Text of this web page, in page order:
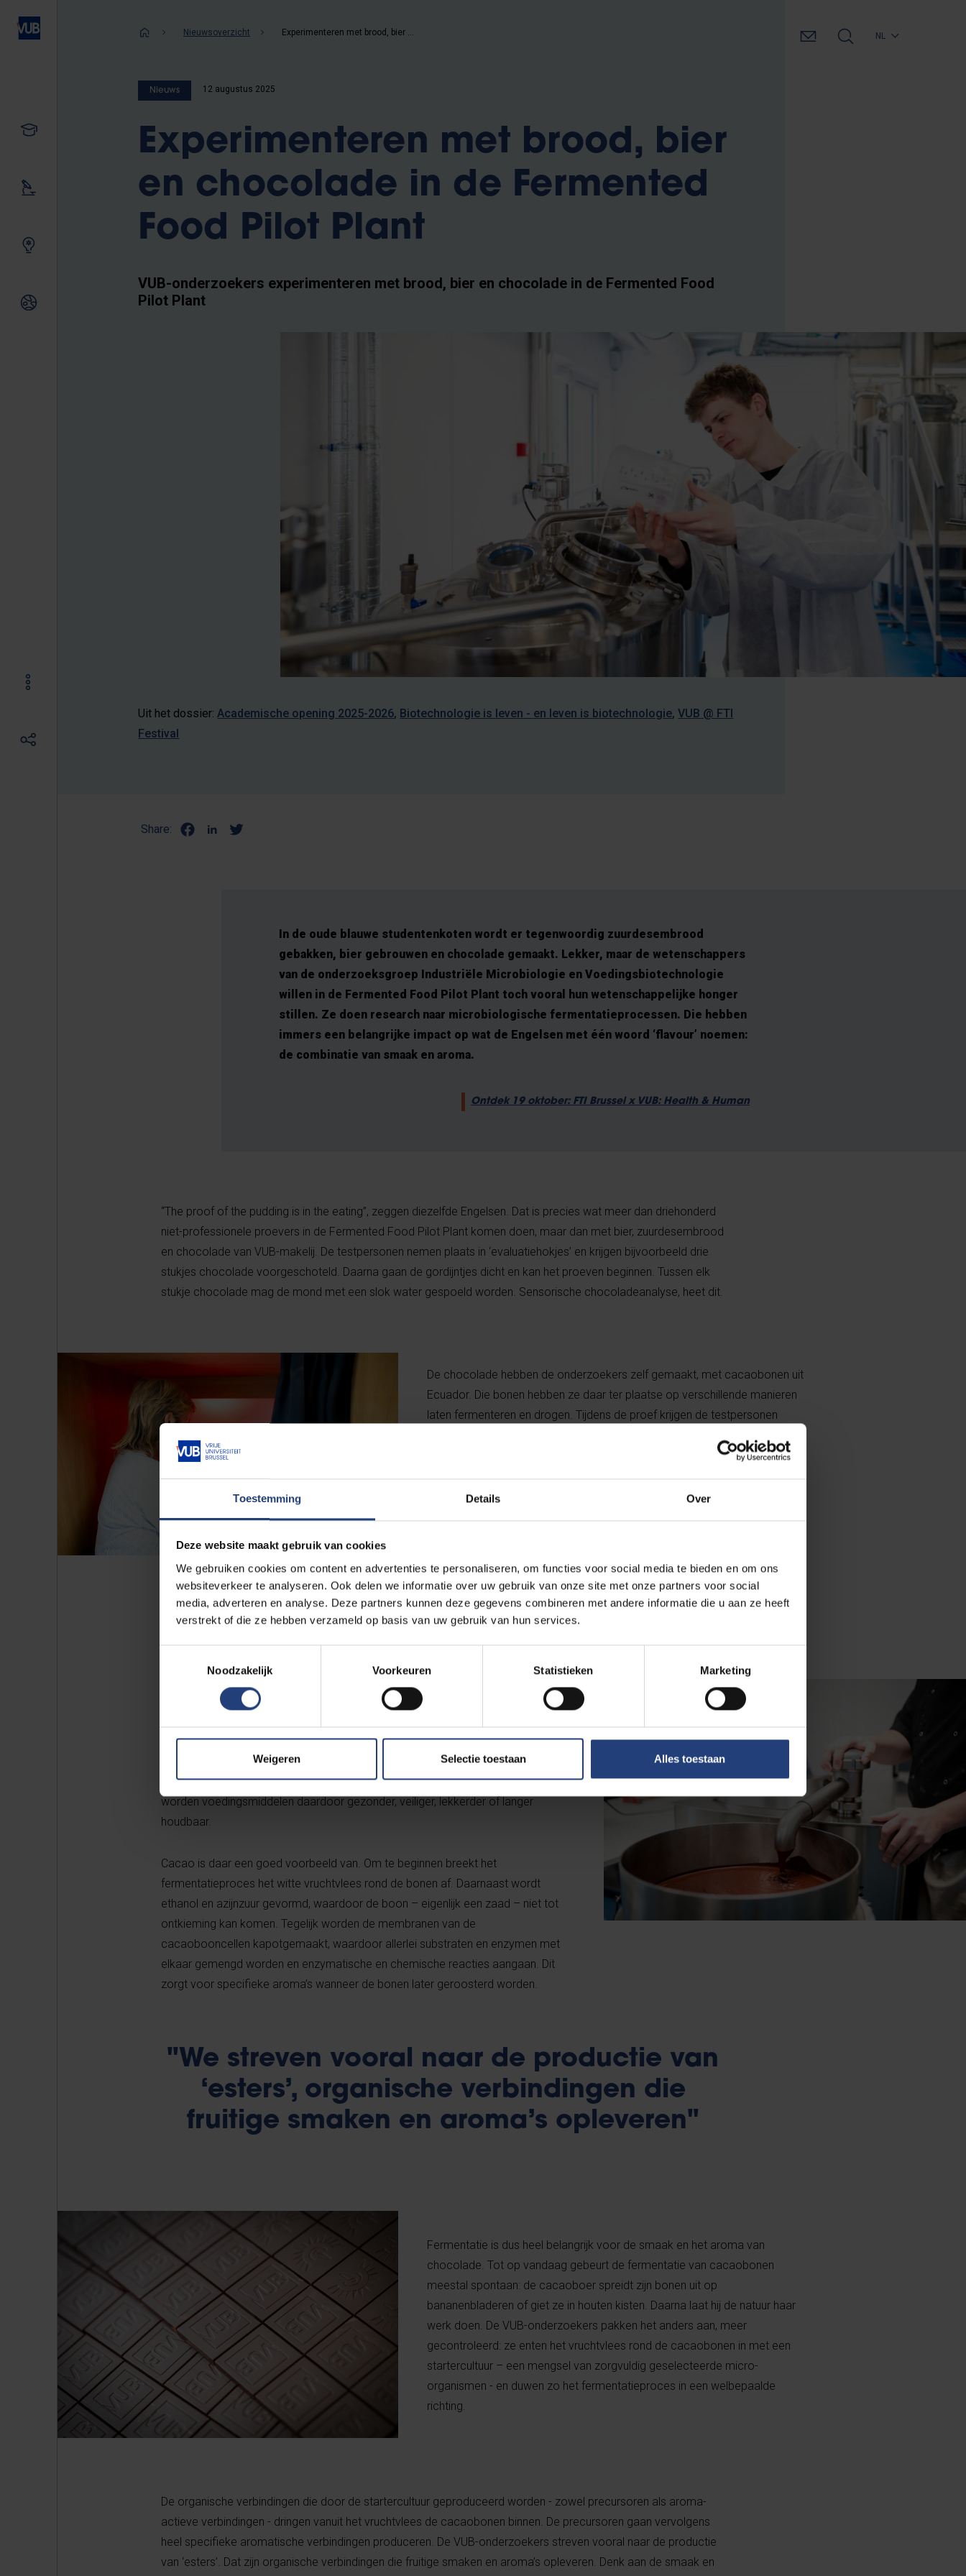
Toestemming Details Over
Deze website maakt gebruik van cookies
We gebruiken cookies om content en advertenties te personaliseren, om functies voor social media te bieden en om ons
websiteverkeer te analyseren. Ook delen we informatie over uw gebruik van onze site met onze partners voor social
media, adverteren en analyse. Deze partners kunnen deze gegevens combineren met andere informatie die u aan ze heeft
verstrekt of die ze hebben verzameld op basis van uw gebruik van hun services.
Noodzakelijk
Voorkeuren Statistieken Marketing
Weigeren Selectie toestaan Alles toestaan
Ons onderzoek
Internationale relaties
Kruimelpad
Nieuwsoverzicht NL
Nieuws 12 augustus 2025
Experimenteren met brood, bier
en chocolade in de Fermented
Food Pilot Plant
VUB-onderzoekers experimenteren met brood, bier en chocolade in de Fermented Food
Pilot Plant
Uit het dossier: Academische opening 2025-2026 Biotechnologie is leven - en leven is biotechnologie VUB @ FTI
Festival
Share:
In de oude blauwe studentenkoten wordt er tegenwoordig zuurdesembrood
gebakken, bier gebrouwen en chocolade gemaakt. Lekker, maar de wetenschappers
van de onderzoeksgroep Industriële Microbiologie en Voedingsbiotechnologie
willen in de Fermented Food Pilot Plant toch vooral hun wetenschappelijke honger
stillen. Ze doen research naar microbiologische fermentatieprocessen. Die hebben
immers een belangrijke impact op wat de Engelsen met één woord ‘flavour’ noemen:
de combinatie van smaak en aroma.
Ontdek 19 oktober: FTI Brussel x VUB: Health & Human
“The proof of the pudding is in the eating”, zeggen diezelfde Engelsen. Dat is precies wat meer dan driehonderd
niet-professionele proevers in de Fermented Food Pilot Plant komen doen, maar dan met bier, zuurdesembrood
en chocolade van VUB-makelij. De testpersonen nemen plaats in ‘evaluatiehokjes’ en krijgen bijvoorbeeld drie
stukjes chocolade voorgeschoteld. Daarna gaan de gordijntjes dicht en kan het proeven beginnen. Tussen elk
stukje chocolade mag de mond met een slok water gespoeld worden. Sensorische chocoladeanalyse, heet dit.
De chocolade hebben de onderzoekers zelf gemaakt, met cacaobonen uit
Ecuador. Die bonen hebben ze daar ter plaatse op verschillende manieren
laten fermenteren en drogen. Tijdens de proef krijgen de testpersonen
Het derde stukje chocolade komt uit een batch die op een andere manier
of een ander moment gefermenteerd is. De onderzoekers hopen dat de
testpersonen de twee bij elkaar passende stukjes eruit kunnen halen. Dat
Chocolade met fruitige esters
chocolade met 81 procent cacao verwacht, maar ook een tikkeltje zuur. Er
komen ook opvallend fruitige aroma’s vrij. Dat rijke palet van smaken en geuren
biologisch proces waarin micro-organismen zoals bacteriën, gisten en
schimmels een belangrijke rol spelen: ze zetten substraten die in het medium
aanwezig zijn om in gewenste organische verbindingen. In het beste geval
worden voedingsmiddelen daardoor gezonder, veiliger, lekkerder of langer
houdbaar.
Cacao is daar een goed voorbeeld van. Om te beginnen breekt het
fermentatieproces het witte vruchtvlees rond de bonen af. Daarnaast wordt
ethanol en azijnzuur gevormd, waardoor de boon – eigenlijk een zaad – niet tot
ontkieming kan komen. Tegelijk worden de membranen van de
cacaobooncellen kapotgemaakt, waardoor allerlei substraten en enzymen met
elkaar gemengd worden en enzymatische en chemische reacties aangaan. Dit
zorgt voor specifieke aroma’s wanneer de bonen later geroosterd worden.
"We streven vooral naar de productie van
‘esters’, organische verbindingen die
fruitige smaken en aroma’s opleveren"
Fermentatie is dus heel belangrijk voor de smaak en het aroma van
chocolade. Tot op vandaag gebeurt de fermentatie van cacaobonen
meestal spontaan: de cacaoboer spreidt zijn bonen uit op
bananenbladeren of giet ze in houten kisten. Daarna laat hij de natuur haar
werk doen. De VUB-onderzoekers pakken het anders aan, meer
gecontroleerd: ze enten het vruchtvlees rond de cacaobonen in met een
startercultuur – een mengsel van zorgvuldig geselecteerde micro-
organismen - en duwen zo het fermentatieproces in een welbepaalde
richting.
De organische verbindingen die door de startercultuur geproduceerd worden - zowel precursoren als aroma-
actieve verbindingen - dringen vanuit het vruchtvlees de cacaobonen binnen. De precursoren gaan vervolgens
heel specifieke aromatische verbindingen produceren. De VUB-onderzoekers streven vooral naar de productie
van ‘esters’. Dat zijn organische verbindingen die fruitige smaken en aroma’s opleveren. Denk aan de smaak en